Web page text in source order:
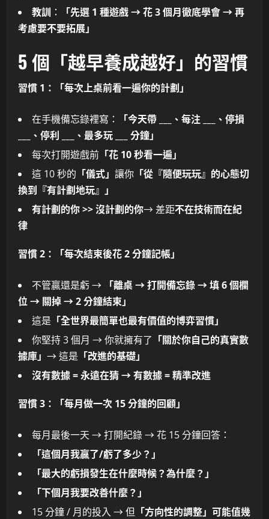
教訓 ：
「先選 1 種遊戲 → 花 3 個月徹底學會 → 再
考慮要不要拓展」
5 個「越早養成越好」的習慣
習慣 1：「每次上桌前看一遍你的計劃」
在手機備忘錄裡寫：
「今天帶 ___、每注 ___、停損
___、停利 ___、最多玩 ___ 分鐘」
每次打開遊戲前 「花 10 秒看一遍」
這 10 秒的 「儀式」 讓你 「從『隨便玩玩』的心態切
換到『有計劃地玩』」
有計劃的你 >> 沒計劃的你→ 差距不在技術而在紀
律
習慣 2：「每次結束後花 2 分鐘記帳」
不管贏還是虧 →
「離桌 → 打開備忘錄 → 填 6 個欄
位 → 關掉 → 2 分鐘結束」
這是 「全世界最簡單也最有價值的博弈習慣」
你堅持 3 個月 → 你就擁有了 「關於你自己的真實數
據庫」 → 這是 「改進的基礎」
沒有數據 = 永遠在猜 → 有數據 = 精準改進
習慣 3：「每月做一次 15 分鐘的回顧」
每月最後一天 → 打開紀錄 → 花 15 分鐘回答：
「這個月我贏了/虧了多少？」
「最大的虧損發生在什麼時候？為什麼？」
「下個月我要改善什麼？」
15 分鐘 / 月的投入 → 但 「方向性的調整」可能值幾